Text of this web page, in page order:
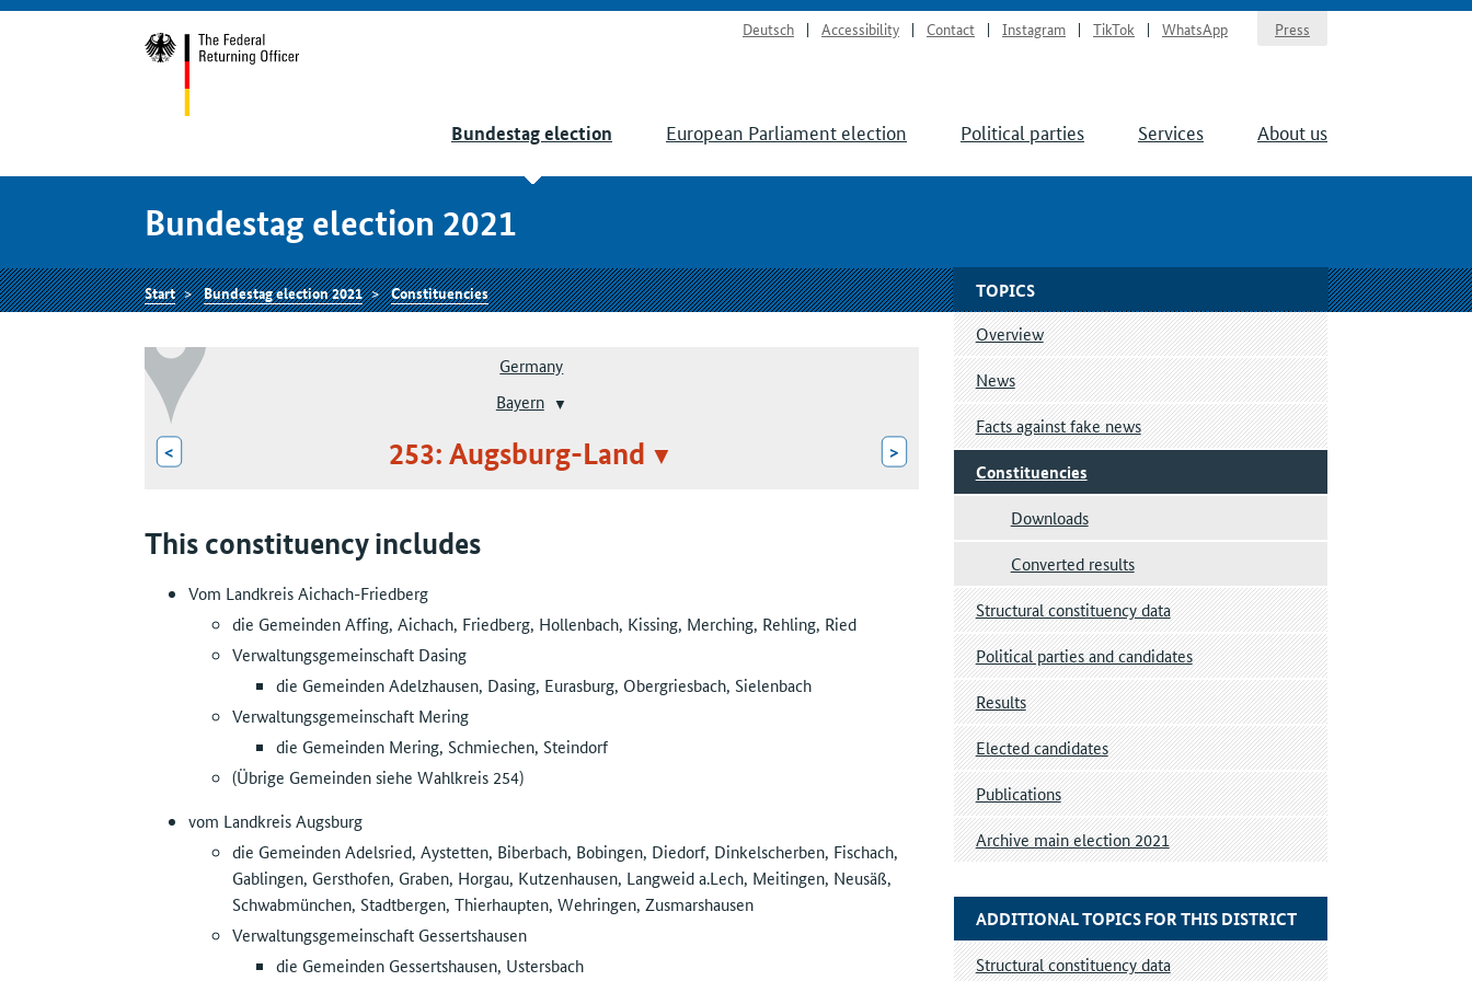
Deutsch Accessibility Contact Instagram TikTok WhatsApp Press
Bundestag election European Parliament election Political parties Services About us
Bundestag election 2021
Start Bundestag election 2021 Constituencies
Germany
Bayern
< 253: Augsburg-Land >
This constituency includes
Vom Landkreis Aichach-Friedberg
die Gemeinden Affing, Aichach, Friedberg, Hollenbach, Kissing, Merching, Rehling, Ried
Verwaltungsgemeinschaft Dasing
die Gemeinden Adelzhausen, Dasing, Eurasburg, Obergriesbach, Sielenbach
Verwaltungsgemeinschaft Mering
die Gemeinden Mering, Schmiechen, Steindorf
(Übrige Gemeinden siehe Wahlkreis 254)
vom Landkreis Augsburg
die Gemeinden Adelsried, Aystetten, Biberbach, Bobingen, Diedorf, Dinkelscherben, Fischach,
Gablingen, Gersthofen, Graben, Horgau, Kutzenhausen, Langweid a.Lech, Meitingen, Neusäß,
Schwabmünchen, Stadtbergen, Thierhaupten, Wehringen, Zusmarshausen
Verwaltungsgemeinschaft Gessertshausen
die Gemeinden Gessertshausen, Ustersbach
TOPICS
Overview
News
Facts against fake news
Constituencies
Downloads
Converted results
Structural constituency data
Political parties and candidates
Results
Elected candidates
Publications
Archive main election 2021
ADDITIONAL TOPICS FOR THIS DISTRICT
Structural constituency data